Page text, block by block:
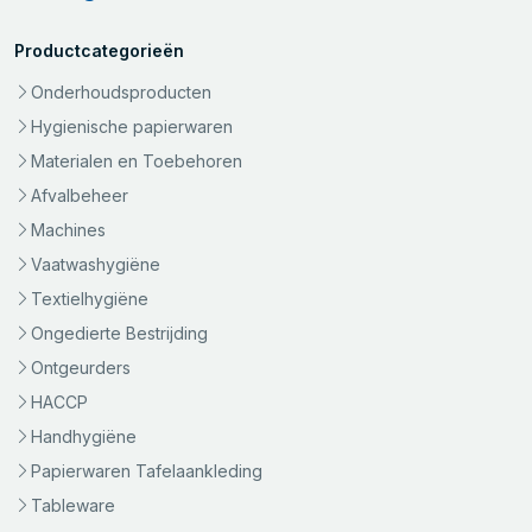
Productcategorieën
Onderhoudsproducten
Hygienische papierwaren
Materialen en Toebehoren
Afvalbeheer
Machines
Vaatwashygiëne
Textielhygiëne
Ongedierte Bestrijding
Ontgeurders
HACCP
Handhygiëne
Papierwaren Tafelaankleding
Tableware